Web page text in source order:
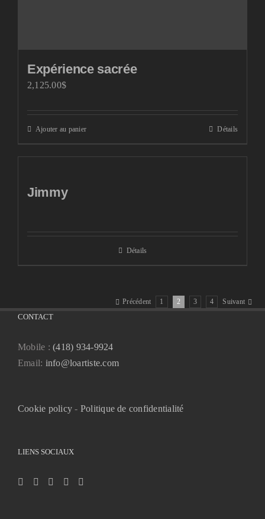
Expérience sacrée
2,125.00$
Ajouter au panier Détails
Jimmy
Détails
Précédent 1 2 3 4 Suivant
CONTACT
Mobile :(418) 934-9924
Email: info@loartiste.com
Cookie policy - Politique de confidentialité
LIENS SOCIAUX